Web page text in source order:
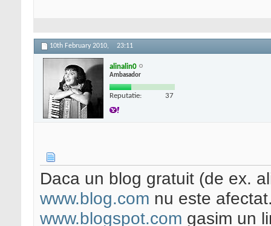
10th February 2010, 23:11
alinalin0
Ambasador
Reputatie: 37
Daca un blog gratuit (de ex.
www.blog.com nu este
www.blogspot.com gasim un